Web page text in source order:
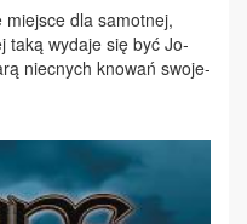
dla sa­mot­nej,
ta­ką wy­da­je się być Jo­
nie­cnych kno­wań swo­je­